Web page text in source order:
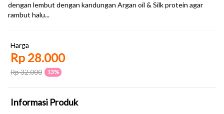
dengan lembut dengan kandungan Argan oil & Silk protein agar
rambut halu...
Harga
Rp 28.000
Rp 32.000 13%
Informasi Produk